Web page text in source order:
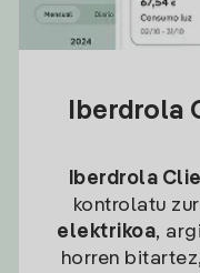
Iberdrola
Iberdrola
kontrolatu
elektrikoa,
horren